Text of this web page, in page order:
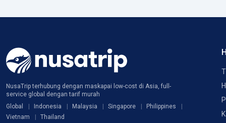
NusaTrip terhubung dengan maskapai low-cost di Asia, full-
service global dengan tarif murah
Global
Indonesia Malaysia Singapore
Philippines
Vietnam
Thailand